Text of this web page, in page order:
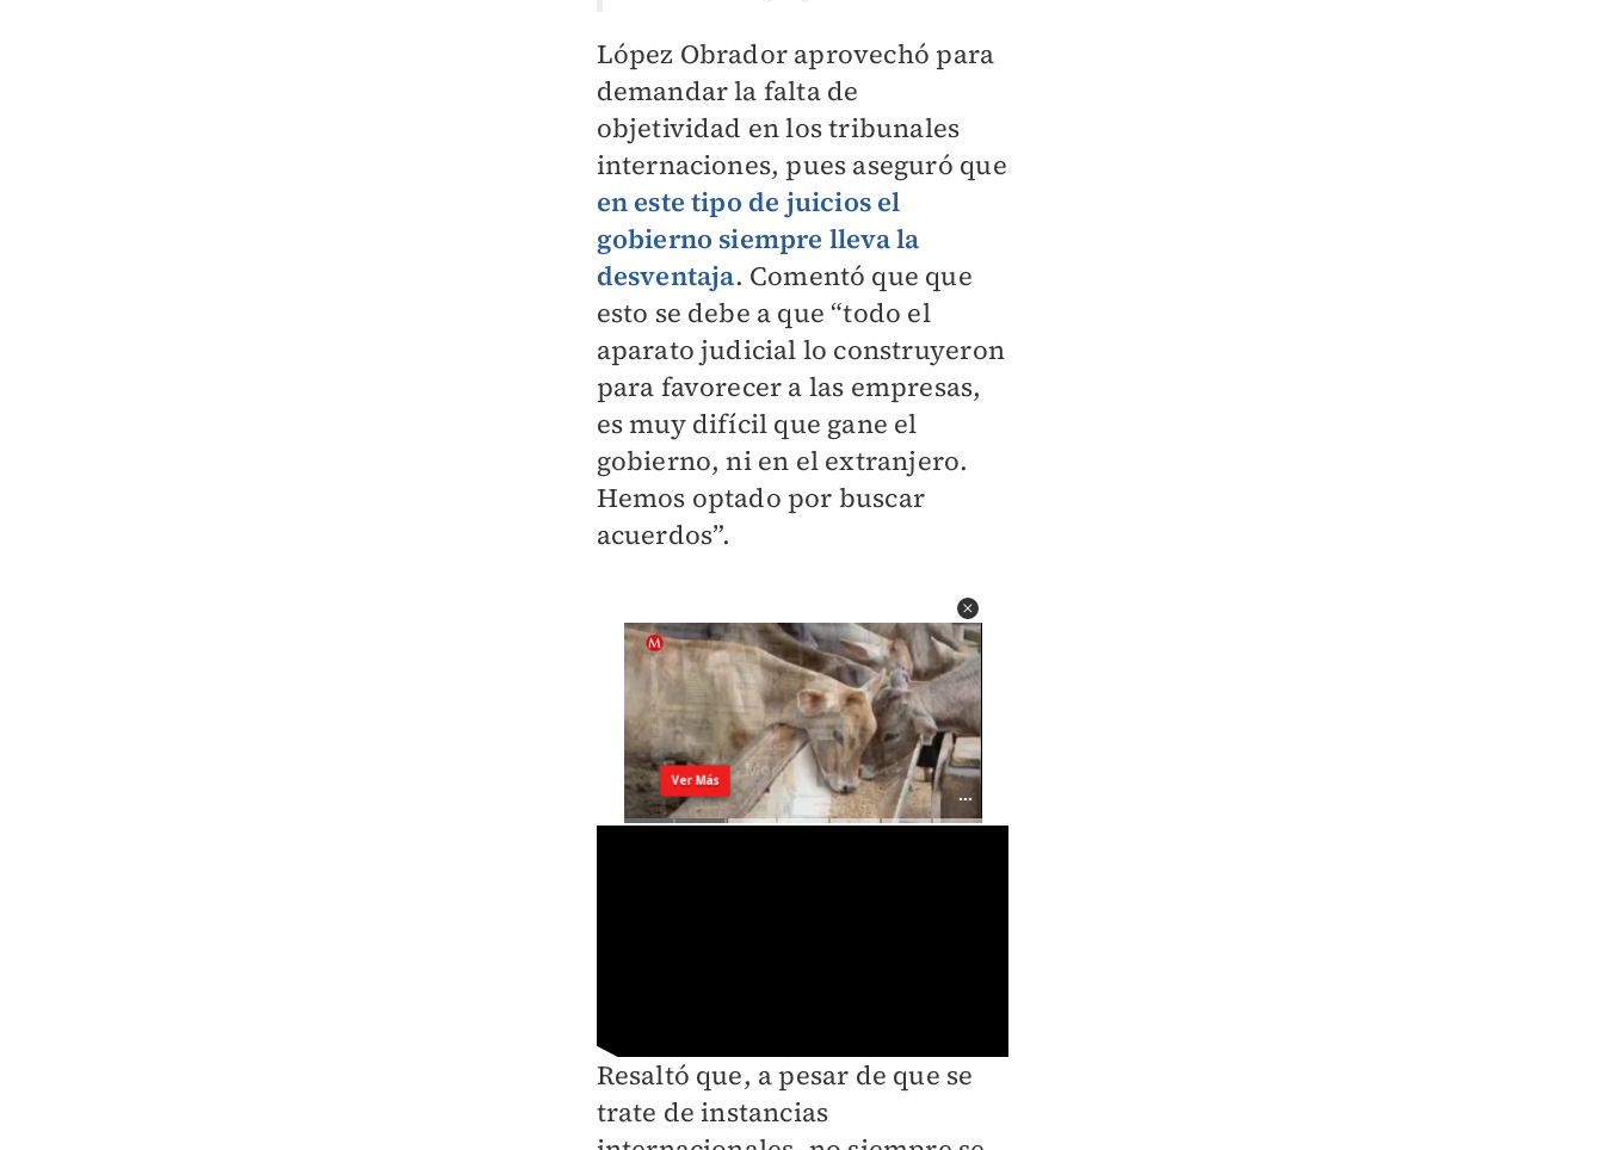
López Obrador aprovechó para
demandar la falta de
objetividad en los tribunales
internaciones, pues aseguró que
en este tipo de juicios el
gobierno siempre lleva la
desventaja. Comentó que que
esto se debe a que “todo el
aparato judicial lo construyeron
para favorecer a las empresas,
es muy difícil que gane el
gobierno, ni en el extranjero.
Hemos optado por buscar
acuerdos”.
Resaltó que, a pesar de que se
trate de instancias